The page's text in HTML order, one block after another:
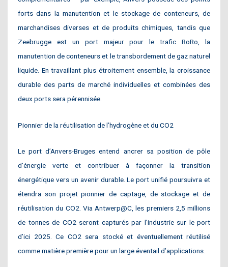
forts dans la manutention et le stockage de conteneurs, de
marchandises diverses et de produits chimiques, tandis que
Zeebrugge est un port majeur pour le trafic RoRo, la
manutention de conteneurs et le transbordement de gaz naturel
liquide. En travaillant plus étroitement ensemble, la croissance
durable des parts de marché individuelles et combinées des
deux ports sera pérennisée.
Pionnier de la réutilisation de l’hydrogène et du CO2
Le port d’Anvers-Bruges entend ancrer sa position de pôle
d’énergie verte et contribuer à façonner la transition
énergétique vers un avenir durable. Le port unifié poursuivra et
étendra son projet pionnier de captage, de stockage et de
réutilisation du CO2. Via Antwerp@C, les premiers 2,5 millions
de tonnes de CO2 seront capturés par l’industrie sur le port
d’ici 2025. Ce CO2 sera stocké et éventuellement réutilisé
comme matière première pour un large éventail d’applications.